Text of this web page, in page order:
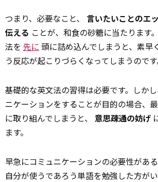
つまり、必要なこと、 言いたいことのエ
伝える ことが、和食の砂糖に当たります
法を 先に 頭に詰め込んでしまうと、素早
う反応が起こりづらくなってしまうのです
基礎的な英文法の習得は必要です。しか
ニケーションをすることが目的の場合、
に取り組んでしまうと、 意思疎通の妨げ
ます。
早急にコミュニケーションの必要性がある
自分が使うであろう単語を勉強した方が